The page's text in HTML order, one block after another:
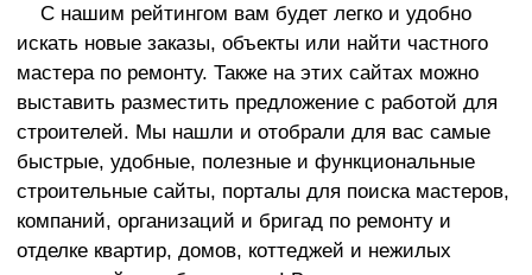
С нашим рейтингом вам будет легко и удобно
искать новые заказы, объекты или найти частного
мастера по ремонту. Также на этих сайтах можно
выставить разместить предложение с работой для
строителей. Мы нашли и отобрали для вас самые
быстрые, удобные, полезные и функциональные
строительные сайты, порталы для поиска мастеров,
компаний, организаций и бригад по ремонту и
отделке квартир, домов, коттеджей и нежилых